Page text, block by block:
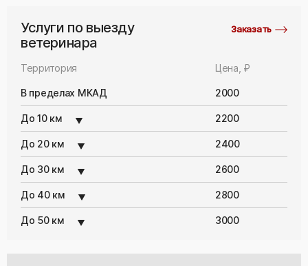
Услуги по выезду
ветеринара
Заказать
Территория Цена, ₽
В пределах МКАД 2000
До 10 км 2200
До 20 км 2400
До 30 км 2600
До 40 км 2800
До 50 км 3000